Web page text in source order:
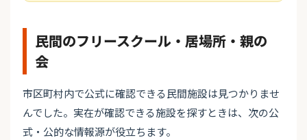
民間のフリースクール・居場所・親の
会
市区町村内で公式に確認できる民間施設は見つかりませ
んでした。実在が確認できる施設を探すときは、次の公
式・公的な情報源が役立ちます。